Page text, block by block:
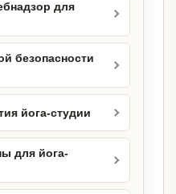
для
безопасности
йога-студии
для йога-